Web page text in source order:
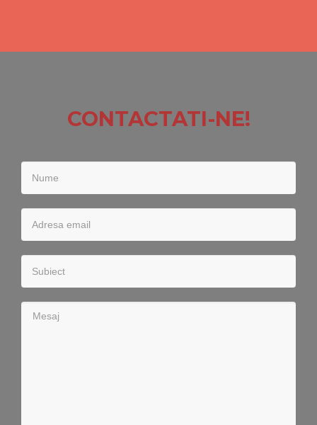
CONTACTATI-NE!
Mesaj